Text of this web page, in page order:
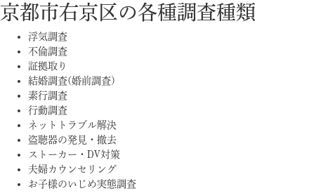
京都市右京区の各種調査種類
浮気調査
不倫調査
証拠取り
結婚調査(婚前調査)
素行調査
行動調査
ネットトラブル解決
盗聴器の発見・撤去
ストーカー・DV対策
夫婦カウンセリング
お子様のいじめ実態調査